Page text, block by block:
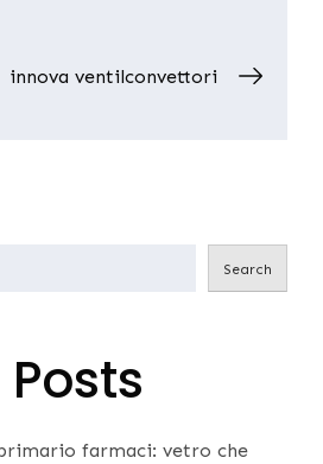
innova ventilconvettori
Search
farmaci: vetro che